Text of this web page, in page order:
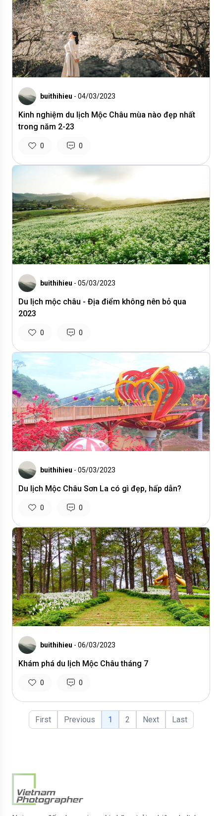
buithihieu - 04/03/2023
Kinh nghiệm du lịch Mộc Châu mùa nào đẹp nhất
trong năm 2-23
0 0
buithihieu - 05/03/2023
Du lịch mộc châu - Địa điểm không nên bỏ qua
2023
0 0
buithihieu - 05/03/2023
Du lịch Mộc Châu Sơn La có gì đẹp, hấp dẫn?
0 0
buithihieu - 06/03/2023
Khám phá du lịch Mộc Châu tháng 7
0 0
First Previous 1 2 Next Last